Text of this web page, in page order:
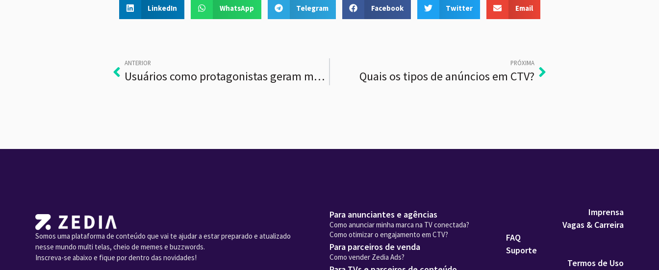
LinkedIn WhatsApp Telegram Facebook Twitter Email
ANTERIOR
Usuários como protagonistas geram mais engajamento
PRÓXIMA
Quais os tipos de anúncios em CTV?
Somos uma plataforma de conteúdo que vai te ajudar a estar preparado e atualizado
nesse mundo multi telas, cheio de memes e buzzwords.
Inscreva-se abaixo e fique por dentro das novidades!
Para anunciantes e agências
Como anunciar minha marca na TV conectada?
Como otimizar o engajamento em CTV?
Para parceiros de venda
Como vender Zedia Ads?
Imprensa
Vagas & Carreira
FAQ
Suporte
Termos de Uso